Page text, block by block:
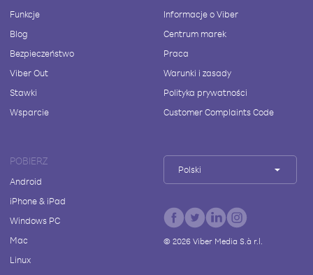
Funkcje
Blog
Bezpieczeństwo
Viber Out
Stawki
Wsparcie
Informacje o Viber
Centrum marek
Praca
Warunki i zasady
Polityka prywatności
Customer Complaints Code
POBIERZ
Android
iPhone & iPad
Windows PC
Mac
Linux
Polski
© 2026Viber Media S.à r.l.